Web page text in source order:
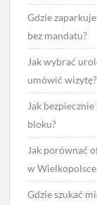
Gdzie
bez mandatu?
Jak wybrać
umówić wizytę?
Jak
bloku?
Jak porównać
w
Gdzie szukać